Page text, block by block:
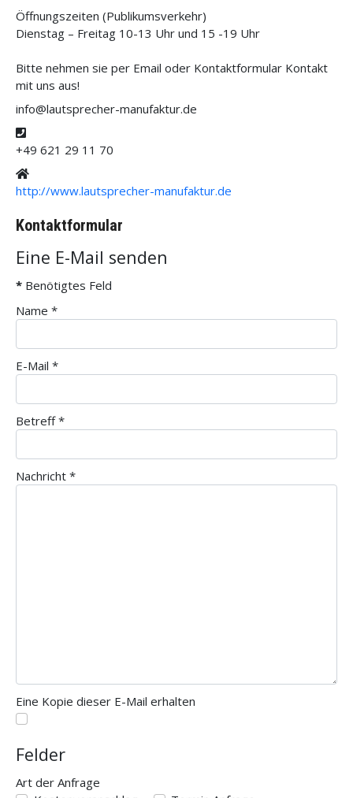
Öffnungszeiten (Publikumsverkehr)
Dienstag – Freitag 10-13 Uhr und 15 -19 Uhr
Bitte nehmen sie per Email oder Kontaktformular Kontakt
mit uns aus!
info@lautsprecher-manufaktur.de
Telefon
+49 621 29 11 70
Website
http://www.lautsprecher-manufaktur.de
Kontaktformular
Eine E-Mail senden
* Benötigtes Feld
Name *
E-Mail *
Betreff*
Nachricht *
Eine Kopie dieser E-Mail erhalten
Felder
Art der Anfrage